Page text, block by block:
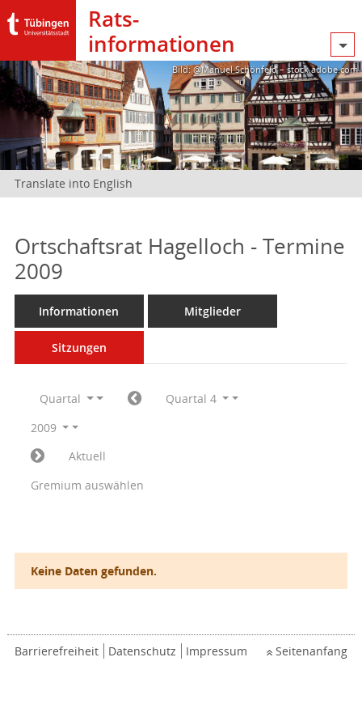
Rats­
informationen
Bild: @Manuel Schönfeld – stock.adobe.com
Translate into English
Ortschaftsrat Hagelloch - Termine
2009
Informationen Mitglieder
Sitzungen
Quartal
Quartal 4
2009
Aktuell
Gremium auswählen
Keine Daten gefunden.
Barrierefreiheit Datenschutz Impressum Seitenanfang